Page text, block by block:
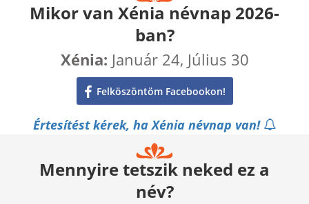
Mikor van Xénia névnap 2026-
ban?
Xénia: Január 24, Július 30
Felköszöntöm Facebookon!
Értesítést kérek, ha Xénia névnap van!
Mennyire tetszik neked ez a
név?